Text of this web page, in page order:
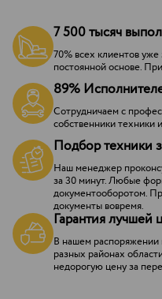
7 500 тысяч
70% всех клиентов уже
постоянной основе.
89%
Сотрудничаем с
собственники техники
Подбор техники
Наш менеджер
за 30 минут. Любые
документооборотом.
документы вовремя.
Гарантия лучшей
В нашем распоряжении
разных районах
недорогую цену за